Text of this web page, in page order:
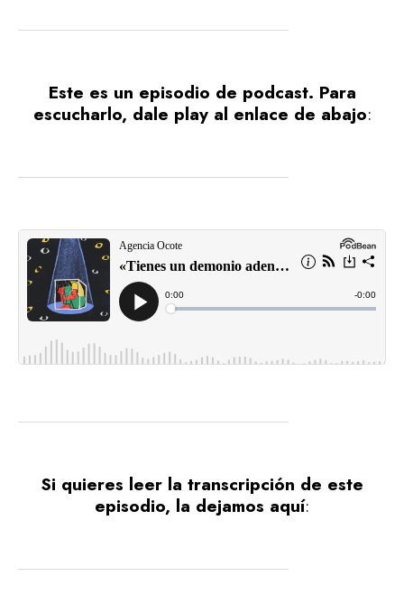
Este es un episodio de podcast. Para
escucharlo, dale play al enlace de abajo:
Si quieres leer la transcripción de este
episodio, la dejamos aquí: